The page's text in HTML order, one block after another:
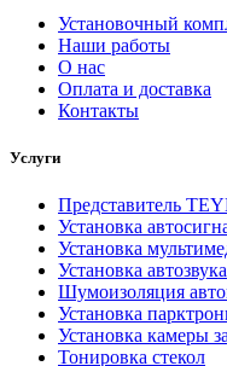
Установочный
Наши работы
О нас
Оплата и доставка
Контакты
Услуги
Представитель
Установка
Установка
Установка автозвука
Шумоизоляция
Установка
Установка камеры
Тонировка стекол